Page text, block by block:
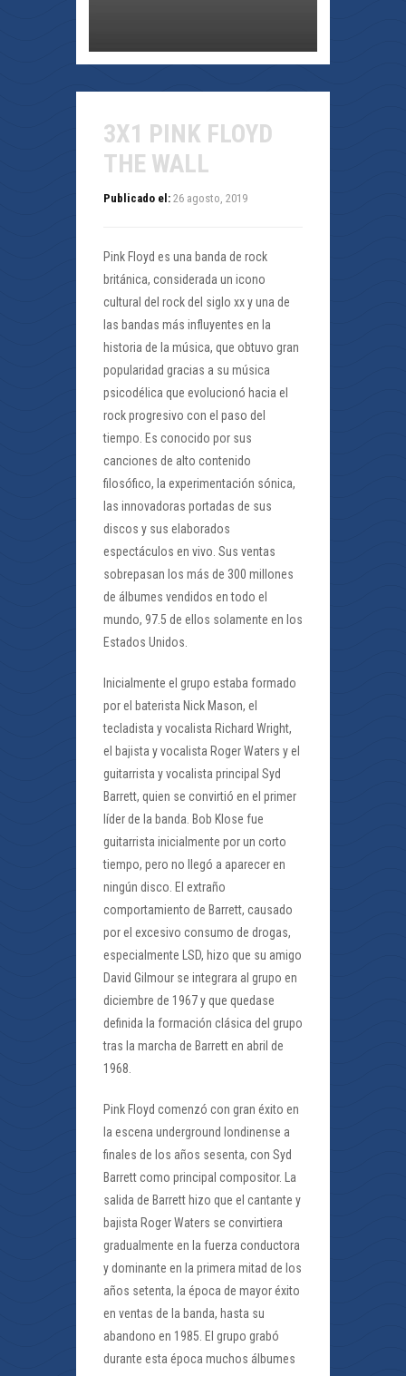
3X1 PINK FLOYD
THE WALL
Publicado el: 26 agosto, 2019
Pink Floyd es una banda de rock
británica, considerada un icono
cultural del rock del siglo xx y una de
las bandas más influyentes en la
historia de la música, que obtuvo gran
popularidad gracias a su música
psicodélica que evolucionó hacia el
rock progresivo con el paso del
tiempo. Es conocido por sus
canciones de alto contenido
filosófico, la experimentación sónica,
las innovadoras portadas de sus
discos y sus elaborados
espectáculos en vivo. Sus ventas
sobrepasan los más de 300 millones
de álbumes vendidos en todo el
mundo, 97.5 de ellos solamente en los
Estados Unidos.
Inicialmente el grupo estaba formado
por el baterista Nick Mason, el
tecladista y vocalista Richard Wright,
el bajista y vocalista Roger Waters y el
guitarrista y vocalista principal Syd
Barrett, quien se convirtió en el primer
líder de la banda. Bob Klose fue
guitarrista inicialmente por un corto
tiempo, pero no llegó a aparecer en
ningún disco. El extraño
comportamiento de Barrett, causado
por el excesivo consumo de drogas,
especialmente LSD, hizo que su amigo
David Gilmour se integrara al grupo en
diciembre de 1967 y que quedase
definida la formación clásica del grupo
tras la marcha de Barrett en abril de
1968.
Pink Floyd comenzó con gran éxito en
la escena underground londinense a
finales de los años sesenta, con Syd
Barrett como principal compositor. La
salida de Barrett hizo que el cantante y
bajista Roger Waters se convirtiera
gradualmente en la fuerza conductora
y dominante en la primera mitad de los
años setenta, la época de mayor éxito
en ventas de la banda, hasta su
abandono en 1985. El grupo grabó
durante esta época muchos álbumes